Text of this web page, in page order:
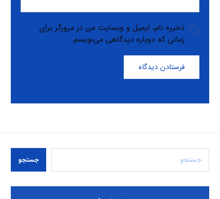
ذخیره نام، ایمیل و وبسایت من در مرورگر برای
زمانی که دوباره دیدگاهی می‌نویسم.
فرستادن دیدگاه
جستجو